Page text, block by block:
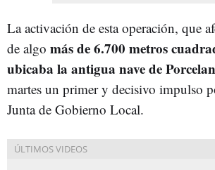
La activación de esta operación, que
de algo más de 6.700 metros
ubicaba la antigua nave de
martes un primer y decisivo impulso
Junta de Gobierno Local.